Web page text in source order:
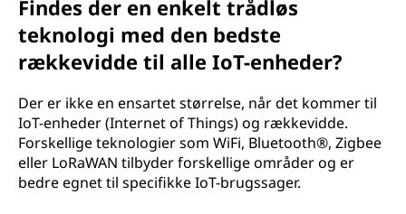
Findes der en enkelt trådløs
teknologi med den bedste
rækkevidde til alle IoT-enheder?
Der er ikke en ensartet størrelse, når det kommer til
IoT-enheder (Internet of Things) og rækkevidde.
Forskellige teknologier som WiFi, Bluetooth®, Zigbee
eller LoRaWAN tilbyder forskellige områder og er
bedre egnet til specifikke IoT-brugssager.